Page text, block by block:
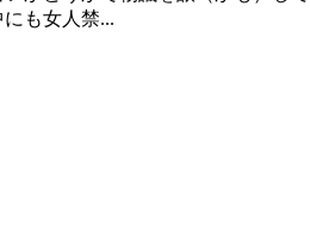
も女人禁...